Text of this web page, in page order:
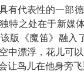
有代表性的一部
特之处在于新媒
版《魔笛》融入
中漂浮，花儿可
会让鸟儿在他身旁